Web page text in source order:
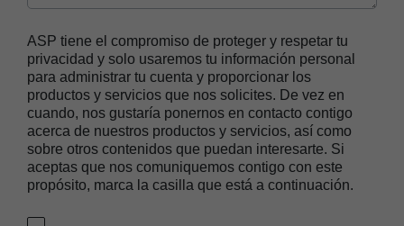
ASP tiene el compromiso de proteger y respetar tu
privacidad y solo usaremos tu información personal
para administrar tu cuenta y proporcionar los
productos y servicios que nos solicites. De vez en
cuando, nos gustaría ponernos en contacto contigo
acerca de nuestros productos y servicios, así como
sobre otros contenidos que puedan interesarte. Si
aceptas que nos comuniquemos contigo con este
propósito, marca la casilla que está a continuación.